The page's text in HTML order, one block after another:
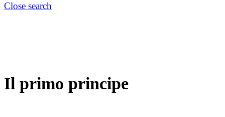
Close search
Il primo principe